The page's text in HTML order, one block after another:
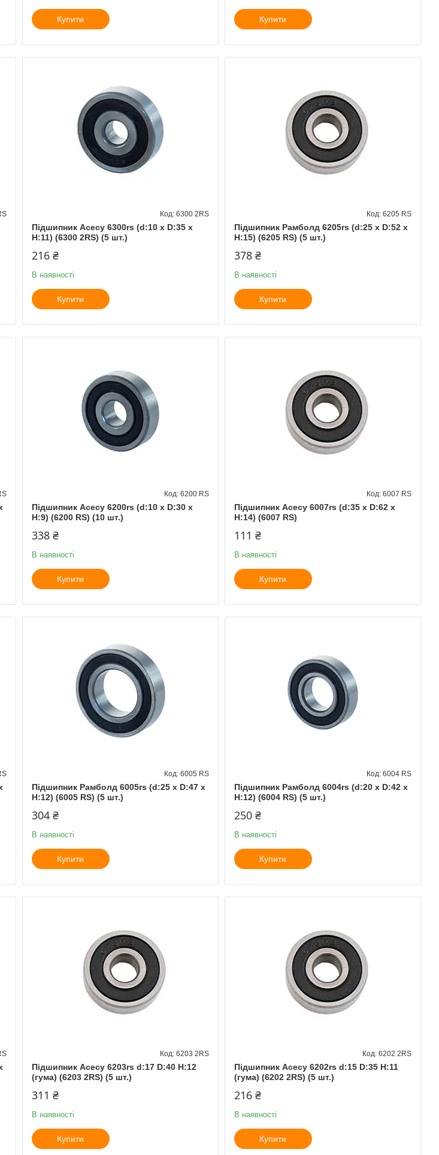
Купити Купити
Підшипник Асесу 6300rs (d:10 x D:35 x
H:11) (6300 2RS) (5 шт.)
6300 2RS
216 ₴
В наявності
Купити
Підшипник Рамболд 6205rs (d:25 x D:52 x
H:15) (6205 RS) (5 шт.)
6205 RS
378 ₴
В наявності
Купити
Підшипник Асесу 6200rs (d:10 x D:30 x
H:9) (6200 RS) (10 шт.)
6200 RS
338 ₴
В наявності
Купити
Підшипник Асесу 6007rs (d:35 x D:62 x
H:14) (6007 RS)
6007 RS
111 ₴
В наявності
Купити
Підшипник Рамболд 6005rs (d:25 x D:47 x
H:12) (6005 RS) (5 шт.)
6005 RS
304 ₴
В наявності
Купити
Підшипник Рамболд 6004rs (d:20 x D:42 x
H:12) (6004 RS) (5 шт.)
6004 RS
250 ₴
В наявності
Купити
Підшипник Асесу 6203rs d:17 D:40 H:12
(гума) (6203 2RS) (5 шт.)
6203 2RS
311 ₴
В наявності
Купити
Підшипник Асесу 6202rs d:15 D:35 H:11
(гума) (6202 2RS) (5 шт.)
6202 2RS
216 ₴
В наявності
Купити